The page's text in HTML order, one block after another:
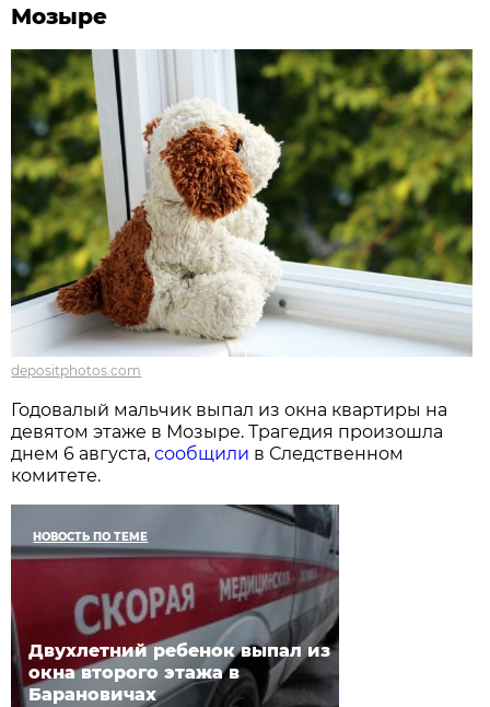
Мозыре
depositphotos.com
Годовалый мальчик выпал из окна квартиры на
девятом этаже в Мозыре. Трагедия произошла
днем 6 августа,сообщили в Следственном
комитете.
НОВОСТЬ ПО ТЕМЕ
Двухлетний ребенок выпал из
окна второго этажа в
Барановичах